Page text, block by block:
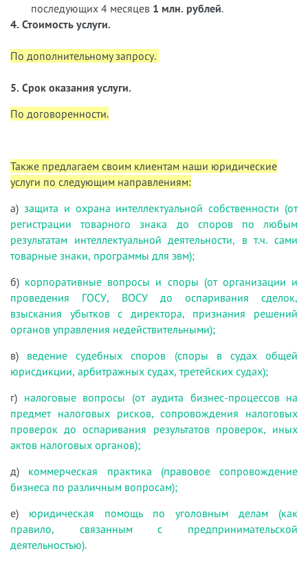
последующих 4 месяцев 1 млн. рублей.
4. Стоимость услуги.
По дополнительному запросу.
5. Срок оказания услуги.
По договоренности.
Также предлагаем своим клиентам наши юридические
услуги по следующим направлениям:
а) защита и охрана интеллектуальной собственности (от
регистрации товарного знака до споров по любым
результатам интеллектуальной деятельности, в т.ч. сами
товарные знаки, программы для эвм);
б) корпоративные вопросы и споры (от организации и
проведения ГОСУ, ВОСУ до оспаривания сделок,
взыскания убытков с директора, признания решений
органов управления недействительными);
в) ведение судебных споров (споры в судах общей
юрисдикции, арбитражных судах, третейских судах);
г) налоговые вопросы (от аудита бизнес-процессов на
предмет налоговых рисков, сопровождения налоговых
проверок до оспаривания результатов проверок, иных
актов налоговых органов);
д) коммерческая практика (правовое сопровождение
бизнеса по различным вопросам);
е) юридическая помощь по уголовным делам (как
правило, связанным с предпринимательской
деятельностью).